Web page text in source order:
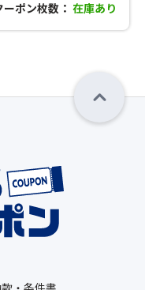
ーポン枚数： 在庫あり